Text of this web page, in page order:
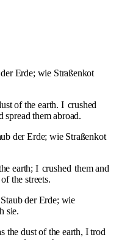
Erde; wie Straßenkot
of the earth. I crushed
spread them abroad.
der Erde; wie Straßenkot
earth; I crushed them and
the streets.
der Erde; wie
sie.
the dust of the earth, I trod